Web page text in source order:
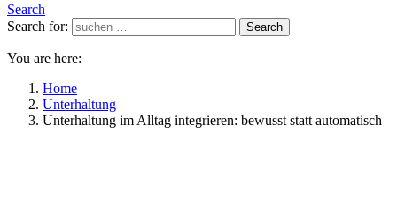
Search
Search for:
Search
You are here:
Home
Unterhaltung
Unterhaltung im Alltag integrieren: bewusst statt automatisch